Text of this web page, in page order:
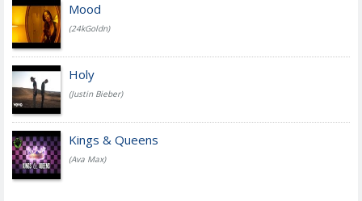
Mood
(24kGoldn)
Holy
(Justin Bieber)
Kings & Queens
(Ava Max)